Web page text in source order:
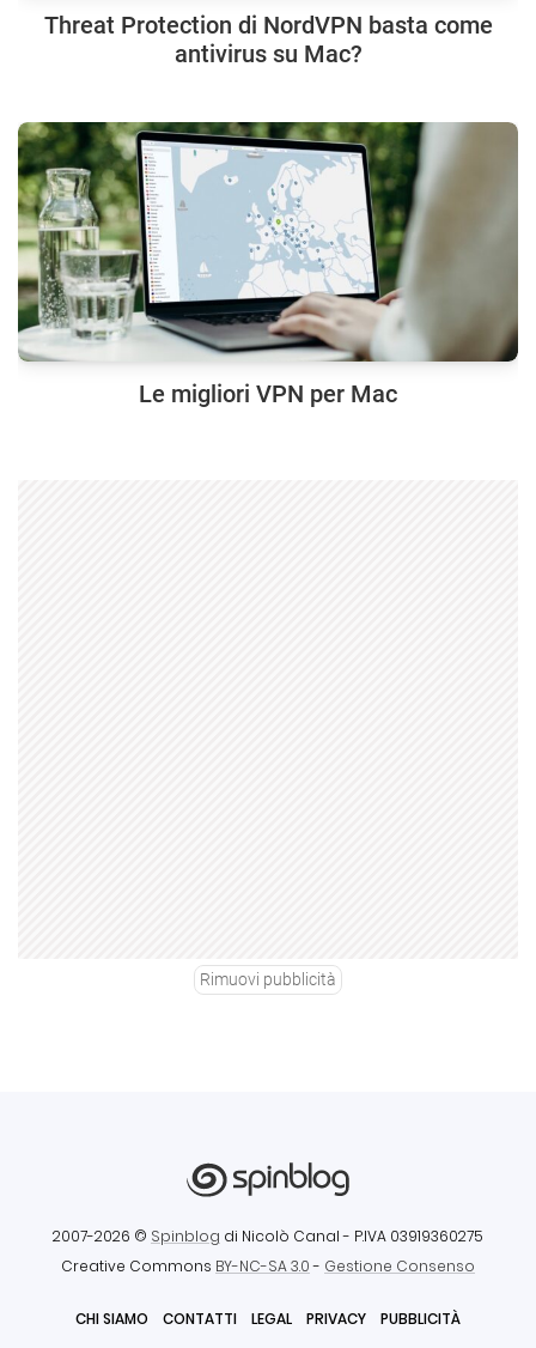
Threat Protection di NordVPN basta come
antivirus su Mac?
Le migliori VPN per Mac
Rimuovi pubblicità
2007-2026 © Spinblog di Nicolò Canal - P.IVA 03919360275
Creative Commons BY-NC-SA 3.0- Gestione Consenso
CHI SIAMO CONTATTI LEGAL PRIVACY PUBBLICITÀ